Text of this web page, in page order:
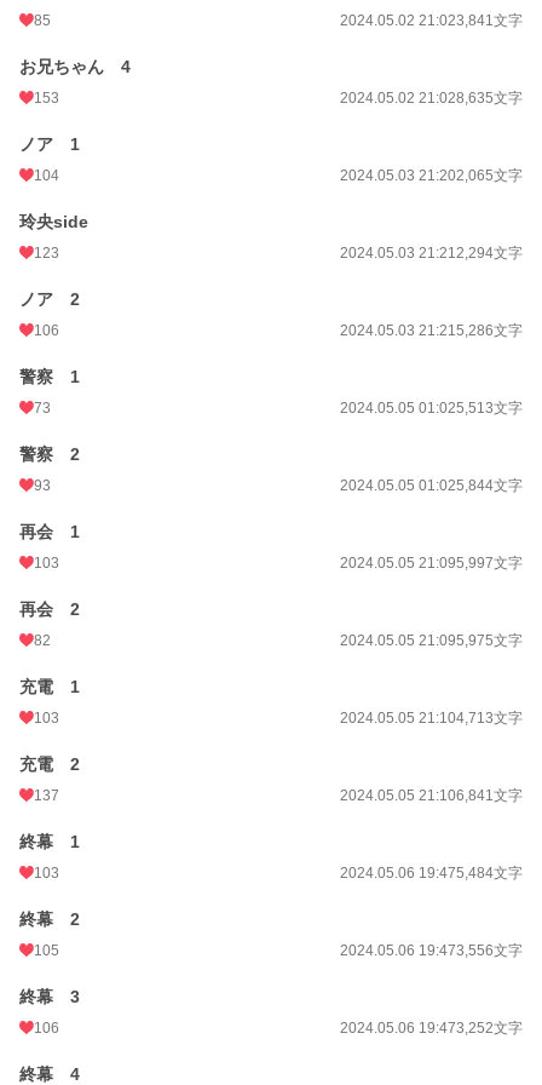
85 2024.05.02 21:023,841文字
お兄ちゃん 4
153 2024.05.02 21:028,635文字
ノア 1
104 2024.05.03 21:202,065文字
玲央side
123 2024.05.03 21:212,294文字
ノア 2
106 2024.05.03 21:215,286文字
警察 1
73 2024.05.05 01:025,513文字
警察 2
93 2024.05.05 01:025,844文字
再会 1
103 2024.05.05 21:095,997文字
再会 2
82 2024.05.05 21:095,975文字
充電 1
103 2024.05.05 21:104,713文字
充電 2
137 2024.05.05 21:106,841文字
終幕 1
103 2024.05.06 19:475,484文字
終幕 2
105 2024.05.06 19:473,556文字
終幕 3
106 2024.05.06 19:473,252文字
終幕 4